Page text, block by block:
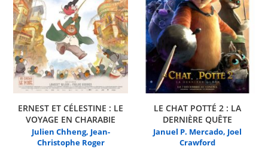
ERNEST ET CÉLESTINE : LE
VOYAGE EN CHARABIE
Julien Chheng, Jean-
Christophe Roger
LE CHAT POTTÉ 2 : LA
DERNIÈRE QUÊTE
Januel P. Mercado, Joel
Crawford